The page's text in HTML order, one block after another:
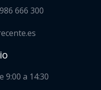
666 300
9:00 a 14:30